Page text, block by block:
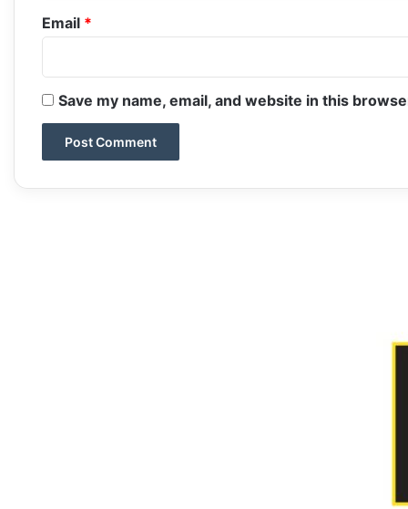
Email *
Save my name, email, and website in this